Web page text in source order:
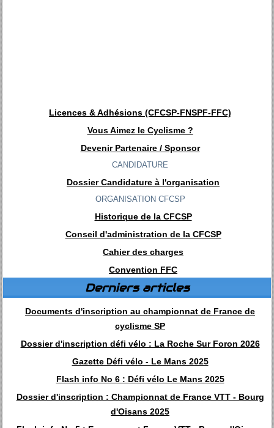
Licences & Adhésions (CFCSP-FNSPF-FFC)
Vous Aimez le Cyclisme ?
Devenir Partenaire / Sponsor
CANDIDATURE
Dossier Candidature à l'organisation
ORGANISATION CFCSP
Historique de la CFCSP
Conseil d'administration de la CFCSP
Cahier des charges
Convention FFC
Derniers articles
Documents d'inscription au championnat de France de
cyclisme SP
Dossier d'inscription défi vélo : La Roche Sur Foron 2026
Gazette Défi vélo - Le Mans 2025
Flash info No 6 : Défi vélo Le Mans 2025
Dossier d'inscription : Championnat de France VTT - Bourg
d'Oisans 2025